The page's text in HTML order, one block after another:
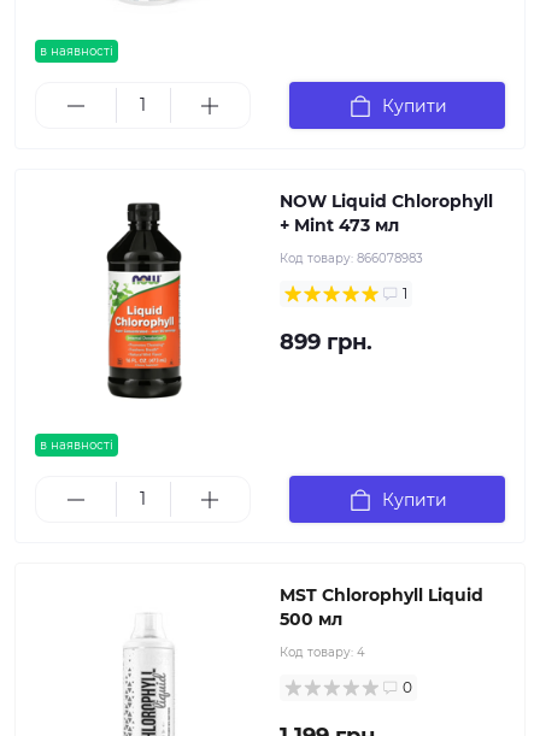
в наявності
Купити
в наявності
NOW Liquid Chlorophyll
+ Mint 473 мл
Код товару: 866078983
1
899 грн.
Купити
MST Chlorophyll Liquid
500 мл
Код товару: 4
0